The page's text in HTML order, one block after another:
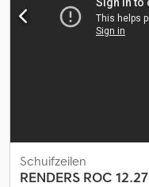
Schuifzeilen
RENDERS ROC